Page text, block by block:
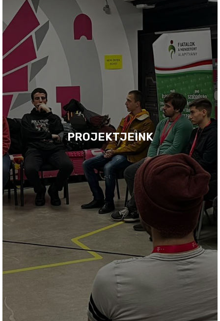
PROJEKTJEINK